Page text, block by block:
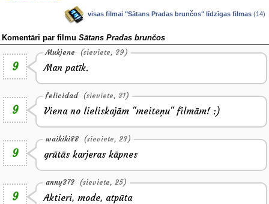
visas filmai "Sātans Pradas brunčos" līdzīgas filmas (14)
Komentāri par filmu Sātans Pradas brunčos
9
Mukjene (sieviete, 39)
Man patīk.
9
felicidad (sieviete, 31)
Viena no lieliskajām "meiteņu" filmām! :)
9
waikiki88 (sieviete, 23)
grūtās karjeras kāpnes
9
anny373 (sieviete, 25)
Aktieri, mode, atpūta